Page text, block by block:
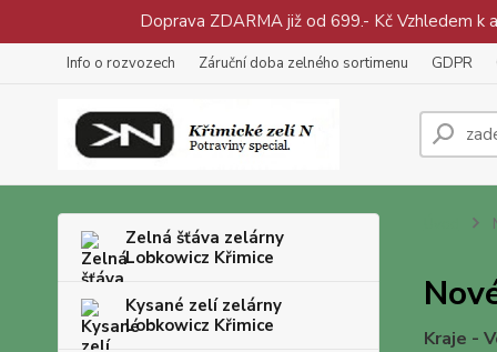
Doprava ZDARMA již od 699.- Kč Vzhledem
Info o rozvozech Záruční doba zelného sortimenu GDPR
Zelná šťáva zelárny
Lobkowicz Křimice
Kysané zelí zelárny
Lobkowicz Křimice
Kraje -